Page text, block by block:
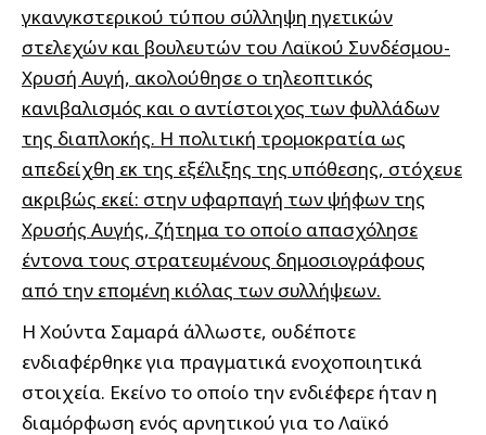
γκανγκστερικού τύπου σύλληψη ηγετικών
στελεχών και βουλευτών του Λαϊκού Συνδέσμου-
Χρυσή Αυγή, ακολούθησε ο τηλεοπτικός
κανιβαλισμός και ο αντίστοιχος των φυλλάδων
της διαπλοκής. Η πολιτική τρομοκρατία ως
απεδείχθη εκ της εξέλιξης της υπόθεσης, στόχευε
ακριβώς εκεί: στην υφαρπαγή των ψήφων της
Χρυσής Αυγής, ζήτημα το οποίο απασχόλησε
έντονα τους στρατευμένους δημοσιογράφους
από την επομένη κιόλας των συλλήψεων.
Η Χούντα Σαμαρά άλλωστε, ουδέποτε
ενδιαφέρθηκε για πραγματικά ενοχοποιητικά
στοιχεία. Εκείνο το οποίο την ενδιέφερε ήταν η
διαμόρφωση ενός αρνητικού για το Λαϊκό